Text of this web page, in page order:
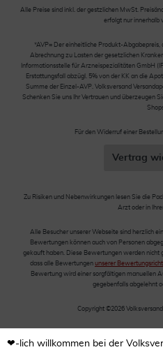
Alle Preise sind inkl. der gestzlichen MwSt.
erfolgt nur innerhalb
*AVP= Der einheitliche Produkt-
Abrechnung zu Lasten der gesetzlichen
Informationsstelle für Arzneispezialitäten GmbH
Erstattungsfall abzügl. 5% von der KK an die
Summe der Einzel-AVP. Volksversand
Schenken Sie uns Ihr Vertrauen und überzeugen
Für den Widerruf einer
Vertrag
Zu Risiken und Nebenwirkungen lesen Sie die
Arzt oder in
Alle Besucher unserer Webseite sind herzlich
Bewertungen können auch von Personen
gekauft haben. Diese Bewertungen werden nicht
dass alle Bewertungen unserer
Bewertung wird einer sorgfältigen manuellen
gegebenfalls abgelehnt
Copyright ©2026
❤-lich willkommen bei der